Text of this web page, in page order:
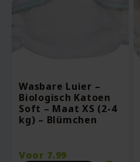
Wasbare Luier –
Biologisch Katoen
Soft – Maat XS (2-4
kg) – Blümchen
Voor 7.99